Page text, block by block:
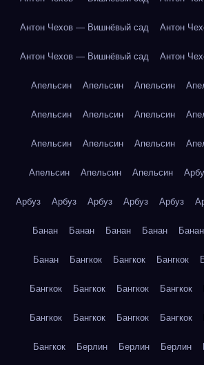
Антон Чехов — Вишнёвый сад Антон
Антон Чехов — Вишнёвый сад Антон
Апельсин Апельсин Апельсин
Апельсин Апельсин Апельсин
Апельсин Апельсин Апельсин
Апельсин Апельсин Апельсин
Арбуз Арбуз Арбуз Арбуз Арбуз
Банан Банан Банан Банан Банан
Банан Бангкок Бангкок Бангкок
Бангкок Бангкок Бангкок Бангкок
Бангкок Бангкок Бангкок Бангкок
Бангкок Берлин Берлин Берлин